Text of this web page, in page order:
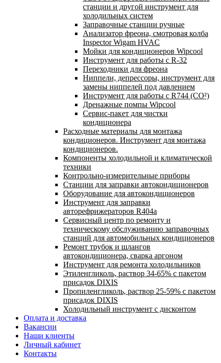
станции и другой инструмент для
холодильных систем
Заправочные станции ручные
Анализатор фреона, смотровая колба
Inspector Wigam HVAC
Мойки для кондиционеров Wipcool
Инструмент для работы с R-32
Переходники для фреона
Ниппели, депрессоры, инструмент для
замены ниппелей под давлением
Инструмент для работы с R744 (CO²)
Дренажные помпы Wipcool
Сервис-пакет для чистки
кондиционера
Расходные материалы для монтажа
кондиционеров. Инструмент для монтажа
кондиционеров.
Компоненты холодильной и климатической
техники
Контрольно-измерительные приборы
Станции для заправки автокондиционеров
Оборудование для автокондиционеров
Инструмент для заправки
авторефрижераторов R404a
Сервисный центр по ремонту и
техническому обслуживанию заправочных
станций для автомобильных кондиционеров
Ремонт трубок и шлангов
автокондиционера, сварка аргоном
Инструмент для ремонта холодильников
Этиленгликоль, раствор 34-65% с пакетом
присадок DIXIS
Пропиленгликоль, раствор 25-59% с пакетом
присадок DIXIS
Холодильный инструмент с дисконтом
Оплата и доставка
Вакансии
Наши клиенты
Личный кабинет
Контакты